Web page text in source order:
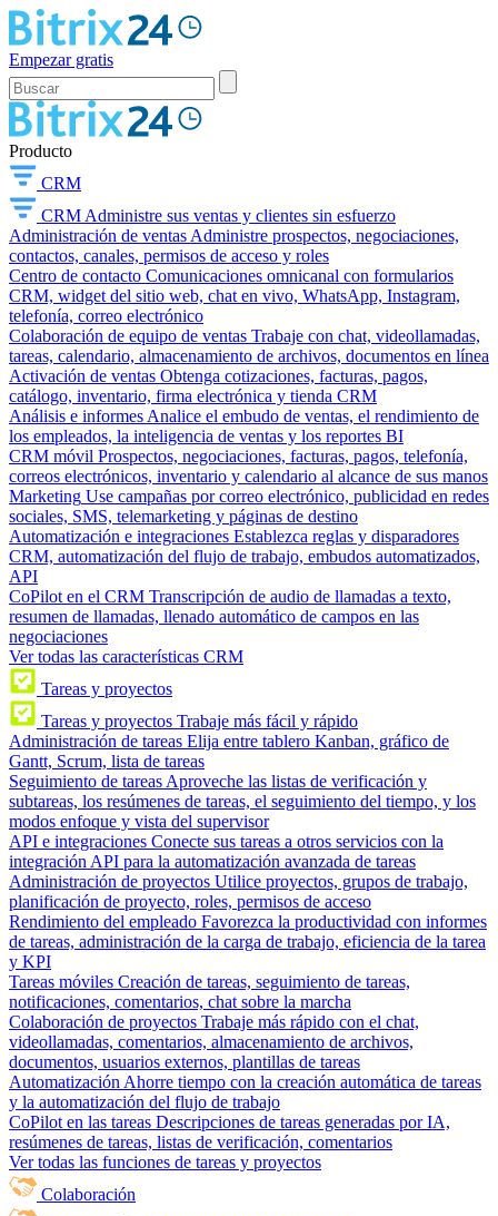
Empezar gratis
Producto
CRM
CRM Administre sus ventas y clientes sin esfuerzo
Administración de ventas Administre prospectos, negociaciones,
contactos, canales, permisos de acceso y roles
Centro de contacto Comunicaciones omnicanal con formularios
CRM, widget del sitio web, chat en vivo, WhatsApp, Instagram,
telefonía, correo electrónico
Colaboración de equipo de ventas Trabaje con chat, videollamadas,
tareas, calendario, almacenamiento de archivos, documentos en línea
Activación de ventas Obtenga cotizaciones, facturas, pagos,
catálogo, inventario, firma electrónica y tienda CRM
Análisis e informes Analice el embudo de ventas, el rendimiento de
los empleados, la inteligencia de ventas y los reportes BI
CRM móvil Prospectos, negociaciones, facturas, pagos, telefonía,
correos electrónicos, inventario y calendario al alcance de sus manos
Marketing Use campañas por correo electrónico, publicidad en redes
sociales, SMS, telemarketing y páginas de destino
Automatización e integraciones Establezca reglas y disparadores
CRM, automatización del flujo de trabajo, embudos automatizados,
API
CoPilot en el CRM Transcripción de audio de llamadas a texto,
resumen de llamadas, llenado automático de campos en las
negociaciones
Ver todas las características CRM
Tareas y proyectos
Tareas y proyectos Trabaje más fácil y rápido
Administración de tareas Elija entre tablero Kanban, gráfico de
Gantt, Scrum, lista de tareas
Seguimiento de tareas Aproveche las listas de verificación y
subtareas, los resúmenes de tareas, el seguimiento del tiempo, y los
modos enfoque y vista del supervisor
API e integraciones Conecte sus tareas a otros servicios con la
integración API para la automatización avanzada de tareas
Administración de proyectos Utilice proyectos, grupos de trabajo,
planificación de proyecto, roles, permisos de acceso
Rendimiento del empleado Favorezca la productividad con informes
de tareas, administración de la carga de trabajo, eficiencia de la tarea
y KPI
Tareas móviles Creación de tareas, seguimiento de tareas,
notificaciones, comentarios, chat sobre la marcha
Colaboración de proyectos Trabaje más rápido con el chat,
videollamadas, comentarios, almacenamiento de archivos,
documentos, usuarios externos, plantillas de tareas
Automatización Ahorre tiempo con la creación automática de tareas
y la automatización del flujo de trabajo
CoPilot en las tareas Descripciones de tareas generadas por IA,
resúmenes de tareas, listas de verificación, comentarios
Ver todas las funciones de tareas y proyectos
Colaboración